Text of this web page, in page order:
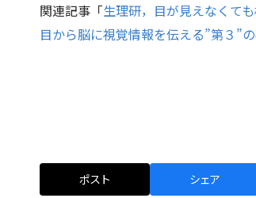
関連記事「生理研，目が見えなくて
目から脳に視覚情報を伝える”第３”
ポスト シェア